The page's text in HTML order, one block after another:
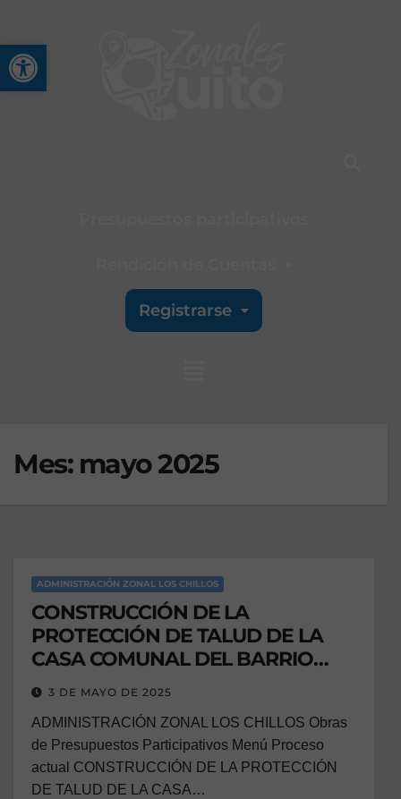
Abrir barra de
Registrarse
Mes: mayo 2025
ADMINISTRACIÓN ZONAL LOS CHILLOS
CONSTRUCCIÓN DE LA
PROTECCIÓN DE TALUD DE LA
CASA COMUNAL DEL BARRIO
SALVADOR CELI UBICADA EN EL
PREDIO 344242 DE LA
PARROQUIA CONOCOTO
3 DE MAYO DE 2025
ADMINISTRACIÓN ZONAL LOS CHILLOS Obras
de Presupuestos Participativos Menú Proceso
actual CONSTRUCCIÓN DE LA PROTECCIÓN
DE TALUD DE LA CASA…